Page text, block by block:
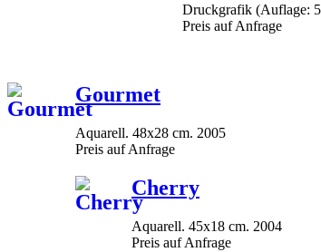
Druckgrafik (Auflage:
Preis auf Anfrage
Gourmet
Aquarell. 48x28 cm. 2005
Preis auf Anfrage
Cherry
Aquarell. 45x18 cm. 2004
Preis auf Anfrage